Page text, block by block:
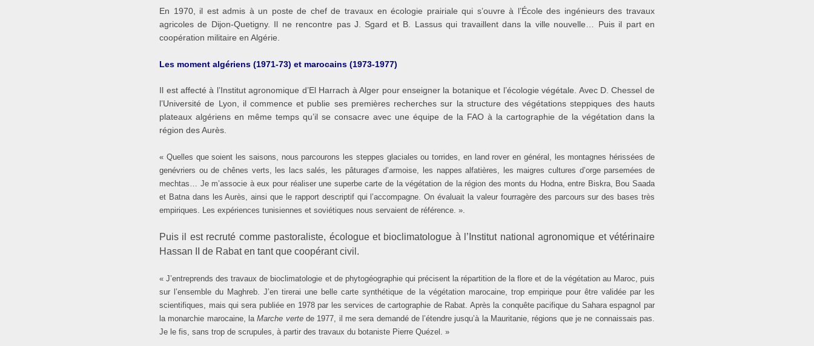
En 1970, il est admis à un poste de chef de travaux en écologie prairiale qui s’ouvre à l’École des ingénieurs des travaux
agricoles de Dijon-Quetigny. Il ne rencontre pas J. Sgard et B. Lassus qui travaillent dans la ville nouvelle… Puis il part en
coopération militaire en Algérie.
Les moment algériens (1971-73) et marocains (1973-1977)
Il est affecté à l’Institut agronomique d’El Harrach à Alger pour enseigner la botanique et l’écologie végétale. Avec D. Chessel de
l’Université de Lyon, il commence et publie ses premières recherches sur la structure des végétations steppiques des hauts
plateaux algériens en même temps qu’il se consacre avec une équipe de la FAO à la cartographie de la végétation dans la
région des Aurès.
« Quelles que soient les saisons, nous parcourons les steppes glaciales ou torrides, en land rover en général, les montagnes hérissées de
genévriers ou de chênes verts, les lacs salés, les pâturages d’armoise, les nappes alfatières, les maigres cultures d’orge parsemées de
mechtas… Je m’associe à eux pour réaliser une superbe carte de la végétation de la région des monts du Hodna, entre Biskra, Bou Saada
et Batna dans les Aurès, ainsi que le rapport descriptif qui l’accompagne. On évaluait la valeur fourragère des parcours sur des bases très
empiriques. Les expériences tunisiennes et soviétiques nous servaient de référence. ».
Puis il est recruté comme pastoraliste, écologue et bioclimatologue à l’Institut national agronomique et vétérinaire
Hassan II de Rabat en tant que coopérant civil.
« J’entreprends des travaux de bioclimatologie et de phytogéographie qui précisent la répartition de la flore et de la végétation au Maroc, puis
sur l’ensemble du Maghreb. J’en tirerai une belle carte synthétique de la végétation marocaine, trop empirique pour être validée par les
scientifiques, mais qui sera publiée en 1978 par les services de cartographie de Rabat. Après la conquête pacifique du Sahara espagnol par
la monarchie marocaine, laMarche vertede 1977, il me sera demandé de l’étendre jusqu’à la Mauritanie, régions que je ne connaissais pas.
Je le fis, sans trop de scrupules, à partir des travaux du botaniste Pierre Quézel. »